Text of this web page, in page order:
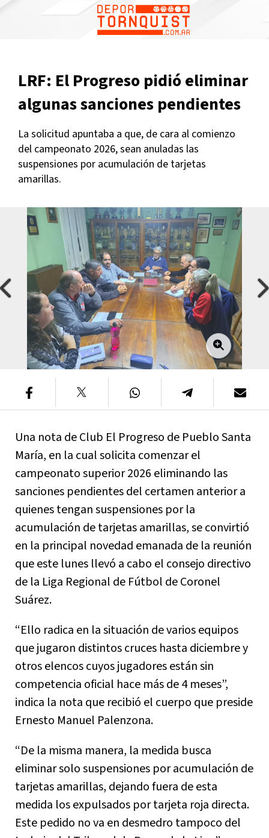
LRF: El Progreso pidió eliminar
algunas sanciones pendientes
La solicitud apuntaba a que, de cara al comienzo
del campeonato 2026, sean anuladas las
suspensiones por acumulación de tarjetas
amarillas.
Una nota de Club El Progreso de Pueblo Santa
María, en la cual solicita comenzar el
campeonato superior 2026 eliminando las
sanciones pendientes del certamen anterior a
quienes tengan suspensiones por la
acumulación de tarjetas amarillas, se convirtió
en la principal novedad emanada de la reunión
que este lunes llevó a cabo el consejo directivo
de la Liga Regional de Fútbol de Coronel
Suárez.
“Ello radica en la situación de varios equipos
que jugaron distintos cruces hasta diciembre y
otros elencos cuyos jugadores están sin
competencia oficial hace más de 4 meses”,
indica la nota que recibió el cuerpo que preside
Ernesto Manuel Palenzona.
“De la misma manera, la medida busca
eliminar solo suspensiones por acumulación de
tarjetas amarillas, dejando fuera de esta
medida los expulsados por tarjeta roja directa.
Este pedido no va en desmedro tampoco del